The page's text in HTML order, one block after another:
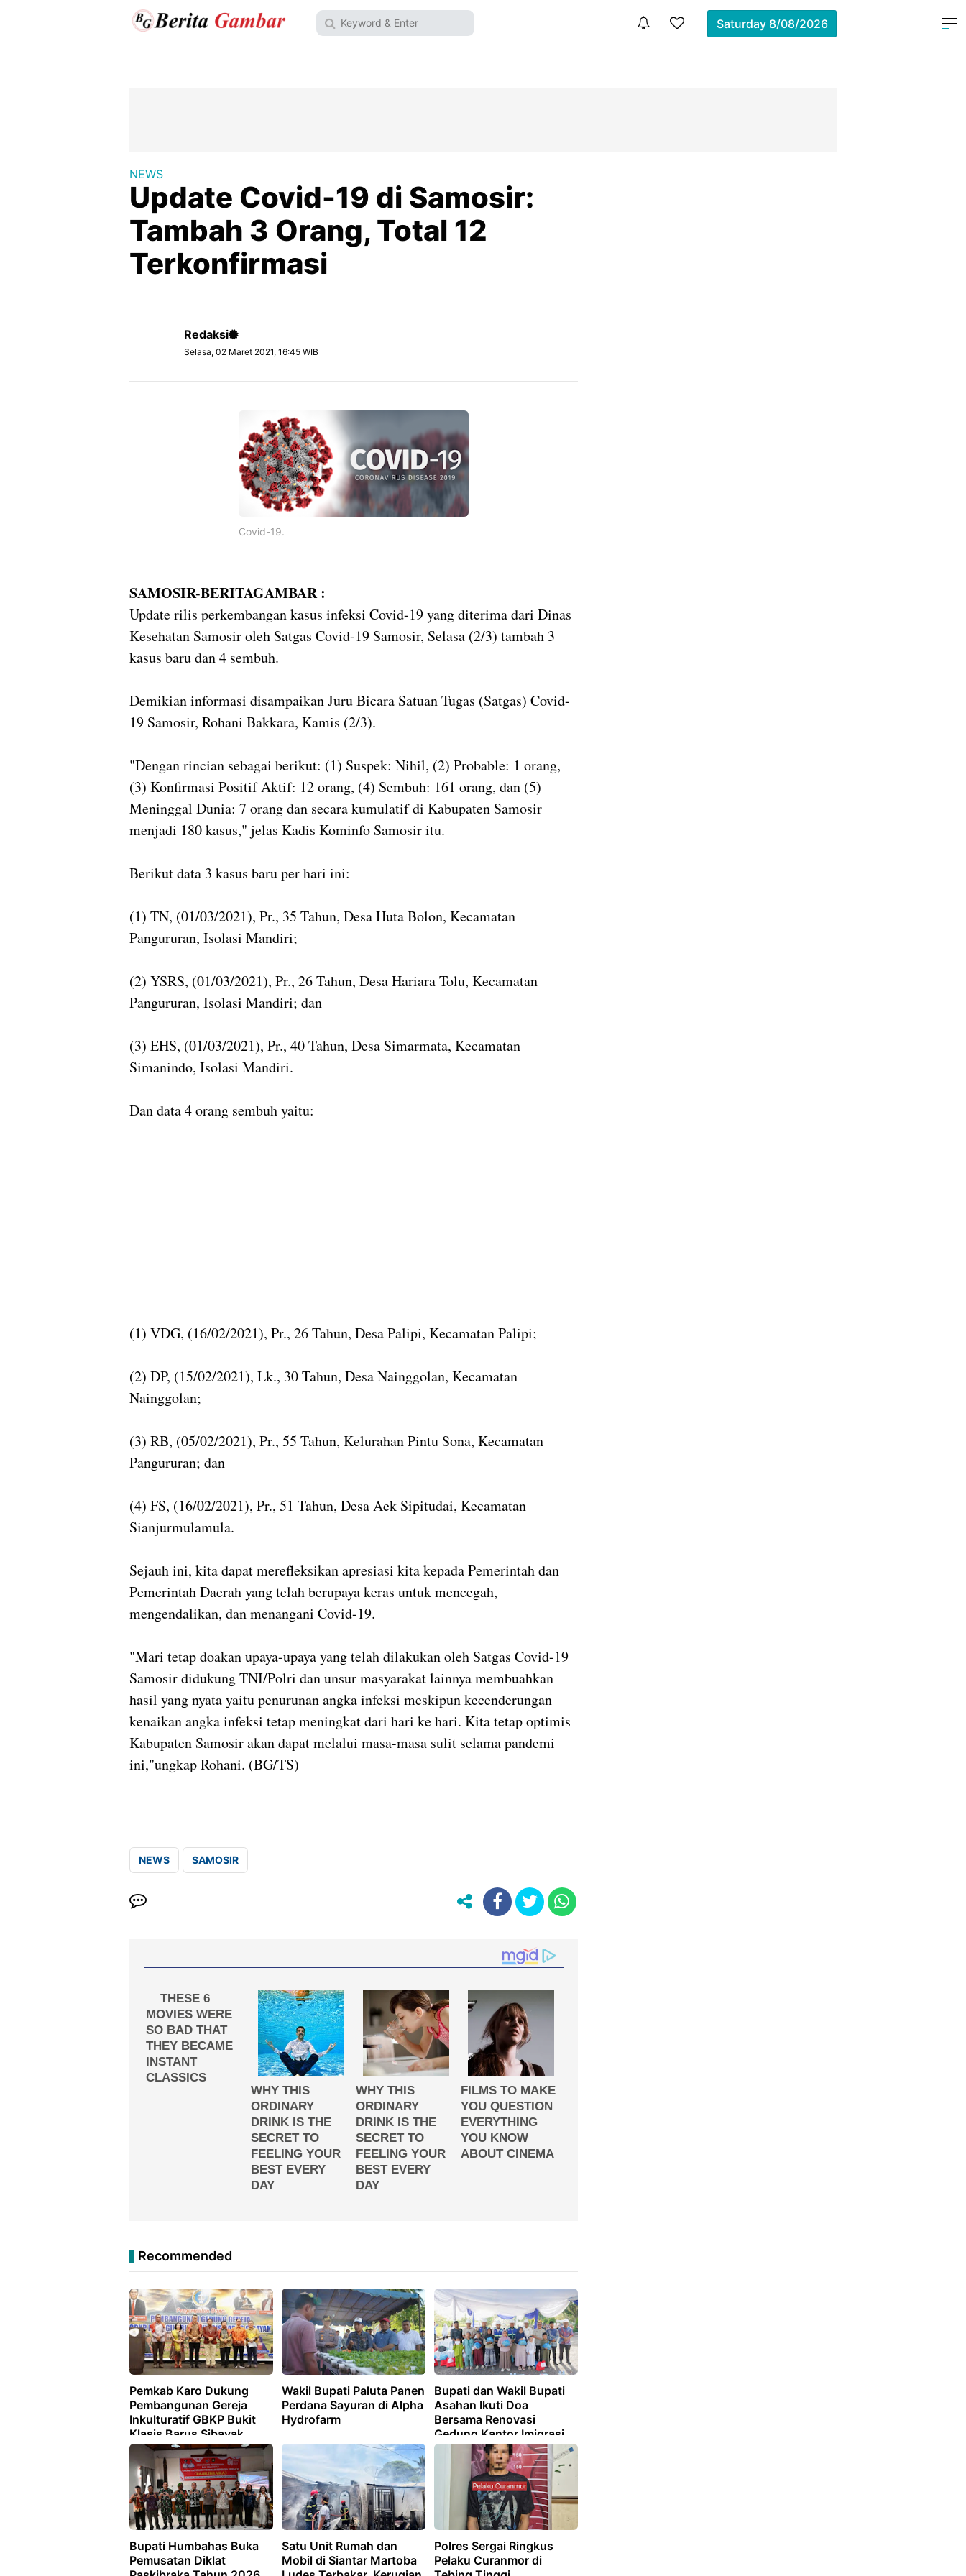
Saturday 8/08/2026
NEWS
Update Covid-19 di Samosir:
Tambah 3 Orang, Total 12
Terkonfirmasi
Redaksi
Selasa, 02 Maret 2021, 16:45 WIB
Covid-19.
SAMOSIR-BERITAGAMBAR :
Update rilis perkembangan kasus infeksi Covid-19 yang diterima dari Dinas
Kesehatan Samosir oleh Satgas Covid-19 Samosir, Selasa (2/3) tambah 3
kasus baru dan 4 sembuh.
Demikian informasi disampaikan Juru Bicara Satuan Tugas (Satgas) Covid-
19 Samosir, Rohani Bakkara, Kamis (2/3).
"Dengan rincian sebagai berikut: (1) Suspek: Nihil, (2) Probable: 1 orang,
(3) Konfirmasi Positif Aktif: 12 orang, (4) Sembuh: 161 orang, dan (5)
Meninggal Dunia: 7 orang dan secara kumulatif di Kabupaten Samosir
menjadi 180 kasus," jelas Kadis Kominfo Samosir itu.
Berikut data 3 kasus baru per hari ini:
(1) TN, (01/03/2021), Pr., 35 Tahun, Desa Huta Bolon, Kecamatan
Pangururan, Isolasi Mandiri;
(2) YSRS, (01/03/2021), Pr., 26 Tahun, Desa Hariara Tolu, Kecamatan
Pangururan, Isolasi Mandiri; dan
(3) EHS, (01/03/2021), Pr., 40 Tahun, Desa Simarmata, Kecamatan
Simanindo, Isolasi Mandiri.
Dan data 4 orang sembuh yaitu:
(1) VDG, (16/02/2021), Pr., 26 Tahun, Desa Palipi, Kecamatan Palipi;
(2) DP, (15/02/2021), Lk., 30 Tahun, Desa Nainggolan, Kecamatan
Nainggolan;
(3) RB, (05/02/2021), Pr., 55 Tahun, Kelurahan Pintu Sona, Kecamatan
Pangururan; dan
(4) FS, (16/02/2021), Pr., 51 Tahun, Desa Aek Sipitudai, Kecamatan
Sianjurmulamula.
Sejauh ini, kita dapat merefleksikan apresiasi kita kepada Pemerintah dan
Pemerintah Daerah yang telah berupaya keras untuk mencegah,
mengendalikan, dan menangani Covid-19.
"Mari tetap doakan upaya-upaya yang telah dilakukan oleh Satgas Covid-19
Samosir didukung TNI/Polri dan unsur masyarakat lainnya membuahkan
hasil yang nyata yaitu penurunan angka infeksi meskipun kecenderungan
kenaikan angka infeksi tetap meningkat dari hari ke hari. Kita tetap optimis
Kabupaten Samosir akan dapat melalui masa-masa sulit selama pandemi
ini,"ungkap Rohani. (BG/TS)
NEWS SAMOSIR
Recommended
Pemkab Karo Dukung
Pembangunan Gereja
Inkulturatif GBKP Bukit
Klasis Barus Sibayak
Wakil Bupati Paluta Panen
Perdana Sayuran di Alpha
Hydrofarm
Bupati dan Wakil Bupati
Asahan Ikuti Doa
Bersama Renovasi
Gedung Kantor Imigrasi
Bupati Humbahas Buka
Pemusatan Diklat
Satu Unit Rumah dan
Mobil di Siantar Martoba
Polres Sergai Ringkus
Pelaku Curanmor di